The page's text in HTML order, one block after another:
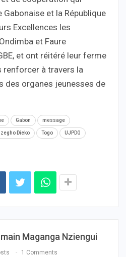
Gabonaise et la République
Excellences les
et Faure
et ont réitéré leur ferme
renforcer à travers la
des organes jeunesses de
Gabon message
Dieko Togo UJPDG
Maganga Nziengui
1 Comments